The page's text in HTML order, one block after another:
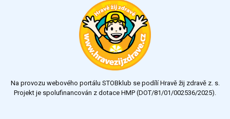
Na provozu webového portálu STOBklub se podílí Hravě žij zdravě z. s.
Projekt je spolufinancován z dotace HMP (DOT/81/01/002536/2025).